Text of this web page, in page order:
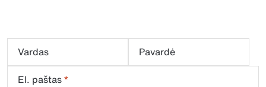
Vardas
Pavardė
El. paštas*